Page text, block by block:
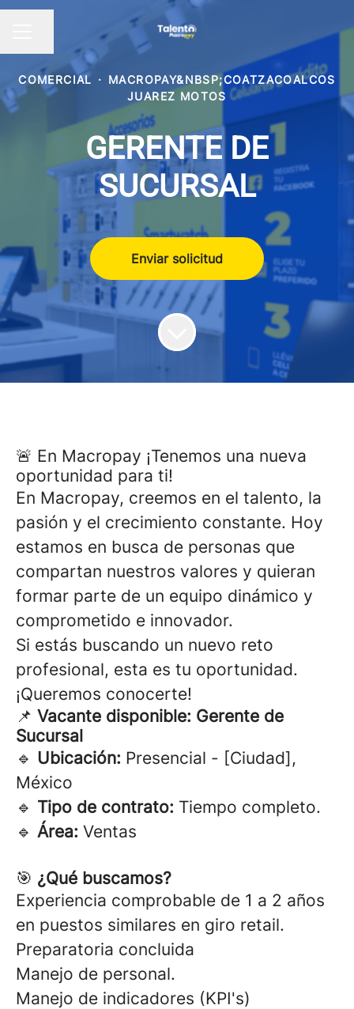
Menú de empleo
Compartir página
COMERCIAL · MACROPAY&NBSP;COATZACOALCOS
JUAREZ MOTOS
GERENTE DE
SUCURSAL
Enviar solicitud
🚨 En Macropay ¡Tenemos una nueva
oportunidad para ti!
En Macropay, creemos en el talento, la
pasión y el crecimiento constante. Hoy
estamos en busca de personas que
compartan nuestros valores y quieran
formar parte de un equipo dinámico y
comprometido e innovador.
Si estás buscando un nuevo reto
profesional, esta es tu oportunidad.
¡Queremos conocerte!
📌 Vacante disponible: Gerente de
Sucursal
🔹 Ubicación: Presencial - [Ciudad],
México
🔹 Tipo de contrato: Tiempo completo.
🔹 Área: Ventas
🎯 ¿Qué buscamos?
Experiencia comprobable de 1 a 2 años
en puestos similares en giro retail.
Preparatoria concluida
Manejo de personal.
Manejo de indicadores (KPI's)